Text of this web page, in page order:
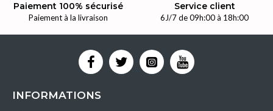
Paiement 100% sécurisé
Paiement à la livraison
Service client
6J/7 de 09h:00 à 18h:00
INFORMATIONS